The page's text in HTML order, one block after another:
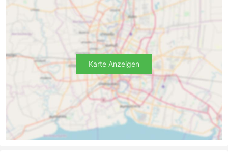
Karte Anzeigen